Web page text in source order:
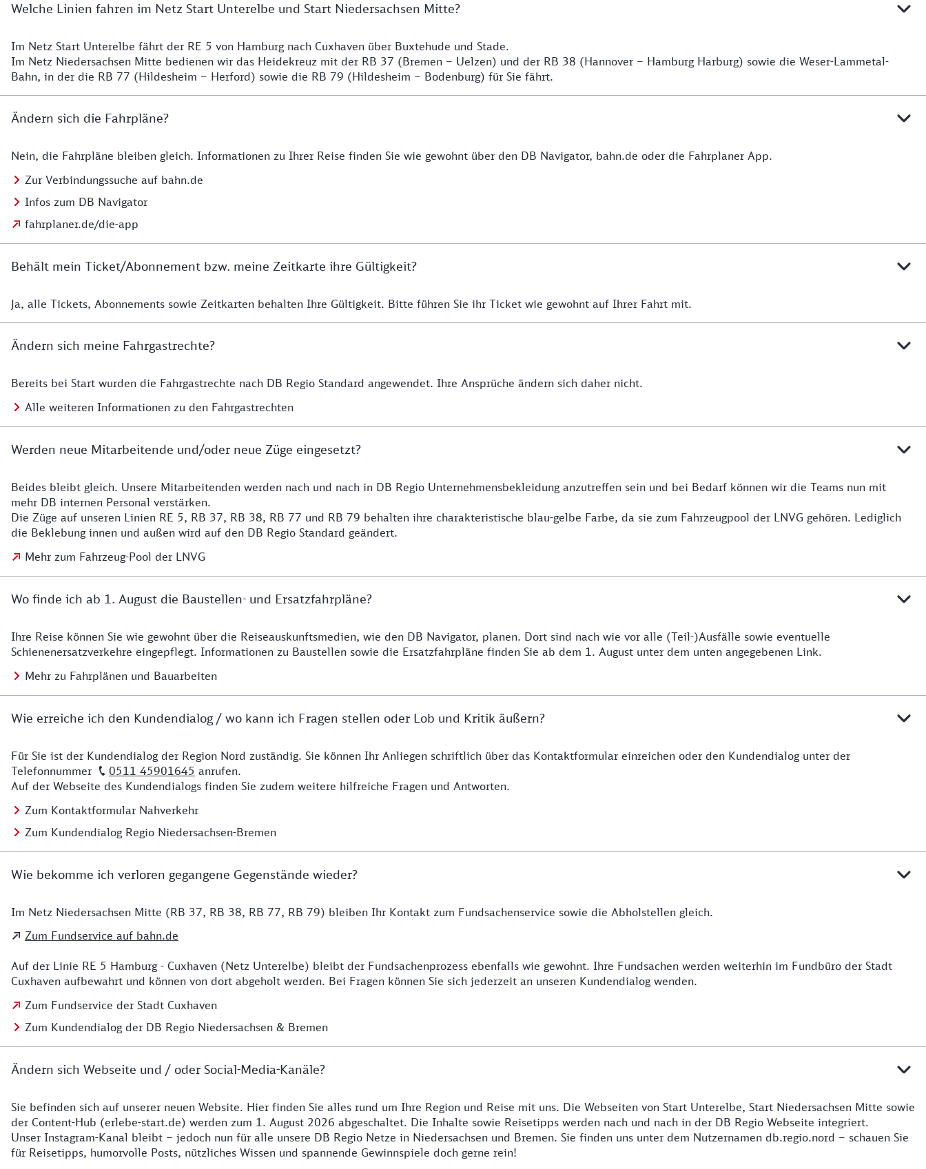
Welche Linien fahren im Netz Start Unterelbe und Start Niedersachsen Mitte?
Details
Im Netz Start Unterelbe fährt der RE 5 von Hamburg nach Cuxhaven über Buxtehude und Stade.
Im Netz Niedersachsen Mitte bedienen wir das Heidekreuz mit der RB 37 (Bremen – Uelzen) und der RB 38 (Hannover – Hamburg Harburg) sowie die Weser-Lammetal-
Bahn, in der die RB 77 (Hildesheim – Herford) sowie die RB 79 (Hildesheim – Bodenburg) für Sie fährt.
Ändern sich die Fahrpläne?
Details zu den Fahrplänen
Nein, die Fahrpläne bleiben gleich. Informationen zu Ihrer Reise finden Sie wie gewohnt über den DB Navigator, bahn.de oder die Fahrplaner App.
Zur Verbindungssuche auf bahn.de
Infos zum DB Navigator
fahrplaner.de/die-app
Behält mein Ticket/Abonnement bzw. meine Zeitkarte ihre Gültigkeit?
Details zur Zeitkarte
Ja, alle Tickets, Abonnements sowie Zeitkarten behalten Ihre Gültigkeit. Bitte führen Sie ihr Ticket wie gewohnt auf Ihrer Fahrt mit.
Ändern sich meine Fahrgastrechte?
Details zu Fahrgastrechten
Bereits bei Start wurden die Fahrgastrechte nach DB Regio Standard angewendet. Ihre Ansprüche ändern sich daher nicht.
Alle weiteren Informationen zu den Fahrgastrechten
Werden neue Mitarbeitende und/oder neue Züge eingesetzt?
Details zu den Mitarbeitenden
Beides bleibt gleich. Unsere Mitarbeitenden werden nach und nach in DB Regio Unternehmensbekleidung anzutreffen sein und bei Bedarf können wir die Teams nun mit
mehr DB internen Personal verstärken.
Die Züge auf unseren Linien RE 5, RB 37, RB 38, RB 77 und RB 79 behalten ihre charakteristische blau-gelbe Farbe, da sie zum Fahrzeugpool der LNVG gehören. Lediglich
die Beklebung innen und außen wird auf den DB Regio Standard geändert.
Mehr zum Fahrzeug-Pool der LNVG
Wo finde ich ab 1. August die Baustellen- und Ersatzfahrpläne?
Details zu Baustelle
Ihre Reise können Sie wie gewohnt über die Reiseauskunftsmedien, wie den DB Navigator, planen. Dort sind nach wie vor alle (Teil-)Ausfälle sowie eventuelle
Schienenersatzverkehre eingepflegt. Informationen zu Baustellen sowie die Ersatzfahrpläne finden Sie ab dem 1. August unter dem unten angegebenen Link.
Mehr zu Fahrplänen und Bauarbeiten
Wie erreiche ich den Kundendialog / wo kann ich Fragen stellen oder Lob und Kritik äußern?
Details zu Kontakt
Für Sie ist der Kundendialog der Region Nord zuständig. Sie können Ihr Anliegen schriftlich über das Kontaktformular einreichen oder den Kundendialog unter der
Telefonnummer
0511 45901645 anrufen.
Auf der Webseite des Kundendialogs finden Sie zudem weitere hilfreiche Fragen und Antworten.
Zum Kontaktformular Nahverkehr
Zum Kundendialog Regio Niedersachsen-Bremen
Wie bekomme ich verloren gegangene Gegenstände wieder?
Details zu Kontakt
Im Netz Niedersachsen Mitte (RB 37, RB 38, RB 77, RB 79) bleiben Ihr Kontakt zum Fundsachenservice sowie die Abholstellen gleich.
Zum Fundservice auf bahn.de
Auf der Linie RE 5 Hamburg - Cuxhaven (Netz Unterelbe) bleibt der Fundsachenprozess ebenfalls wie gewohnt. Ihre Fundsachen werden weiterhin im Fundbüro der Stadt
Cuxhaven aufbewahrt und können von dort abgeholt werden. Bei Fragen können Sie sich jederzeit an unseren Kundendialog wenden.
Zum Fundservice der Stadt Cuxhaven
Zum Kundendialog der DB Regio Niedersachsen & Bremen
Ändern sich Webseite und / oder Social-Media-Kanäle?
Details zur Website
Sie befinden sich auf unserer neuen Website. Hier finden Sie alles rund um Ihre Region und Reise mit uns. Die Webseiten von Start Unterelbe, Start Niedersachsen Mitte sowie
der Content-Hub (erlebe-start.de) werden zum 1. August 2026 abgeschaltet. Die Inhalte sowie Reisetipps werden nach und nach in der DB Regio Webseite integriert.
Unser Instagram-Kanal bleibt – jedoch nun für alle unsere DB Regio Netze in Niedersachsen und Bremen. Sie finden uns unter dem Nutzernamen db.regio.nord – schauen Sie
für Reisetipps, humorvolle Posts, nützliches Wissen und spannende Gewinnspiele doch gerne rein!